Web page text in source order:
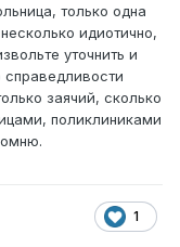
только одна
идиотично,
уточнить и
заячий, сколько
поликлиниками
1